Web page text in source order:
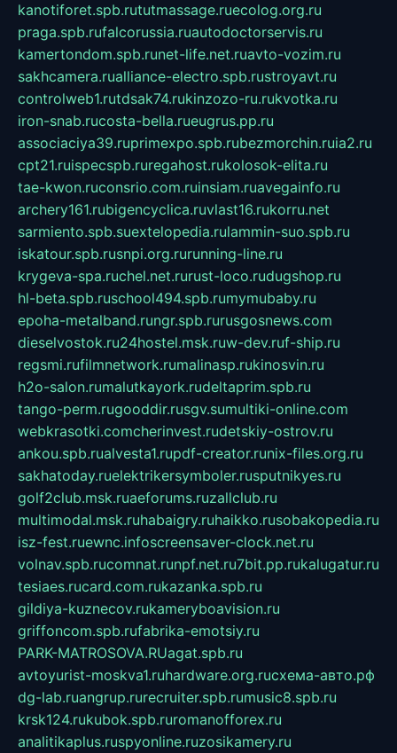
kanotiforet.spb.rututmassage.ruecolog.org.ru
praga.spb.rufalcorussia.ruautodoctorservis.ru
kamertondom.spb.runet-life.net.ruavto-vozim.ru
sakhcamera.rualliance-electro.spb.rustroyavt.ru
controlweb1.rutdsak74.rukinzozo-ru.rukvotka.ru
iron-snab.rucosta-bella.rueugrus.pp.ru
associaciya39.ruprimexpo.spb.rubezmorchin.ruia2.ru
cpt21.ruispecspb.ruregahost.rukolosok-elita.ru
tae-kwon.ruconsrio.com.ruinsiam.ruavegainfo.ru
archery161.rubigencyclica.ruvlast16.rukorru.net
sarmiento.spb.suextelopedia.rulammin-suo.spb.ru
iskatour.spb.rusnpi.org.rurunning-line.ru
krygeva-spa.ruchel.net.rurust-loco.rudugshop.ru
hl-beta.spb.ruschool494.spb.rumymubaby.ru
epoha-metalband.rungr.spb.rurusgosnews.com
dieselvostok.ru24hostel.msk.ruw-dev.ruf-ship.ru
regsmi.rufilmnetwork.rumalinasp.rukinosvin.ru
h2o-salon.rumalutkayork.rudeltaprim.spb.ru
tango-perm.rugooddir.rusgv.sumultiki-online.com
webkrasotki.comcherinvest.rudetskiy-ostrov.ru
ankou.spb.rualvesta1.rupdf-creator.runix-files.org.ru
sakhatoday.ruelektrikersymboler.rusputnikyes.ru
golf2club.msk.ruaeforums.ruzallclub.ru
multimodal.msk.ruhabaigry.ruhaikko.rusobakopedia.ru
isz-fest.ruewnc.infoscreensaver-clock.net.ru
volnav.spb.rucomnat.runpf.net.ru7bit.pp.rukalugatur.ru
tesiaes.rucard.com.rukazanka.spb.ru
gildiya-kuznecov.rukameryboavision.ru
griffoncom.spb.rufabrika-emotsiy.ru
PARK-MATROSOVA.RUagat.spb.ru
avtoyurist-moskva1.ruhardware.org.ruсхема-авто.рф
dg-lab.ruangrup.rurecruiter.spb.rumusic8.spb.ru
krsk124.rukubok.spb.ruromanofforex.ru
analitikaplus.ruspyonline.ruzosikamery.ru